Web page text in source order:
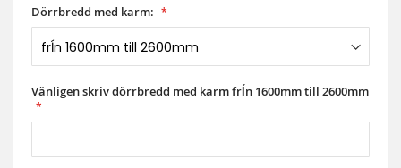
Dörrbredd med karm:
Vänligen skriv dörrbredd med karm frĺn 1600mm till 2600mm